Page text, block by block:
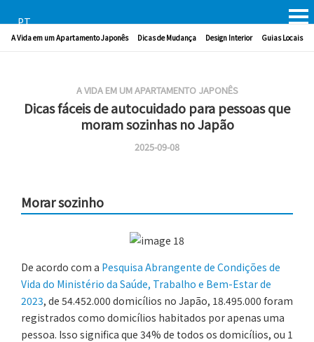
A Vida em um Apartamento Japonês Dicas de Mudança Design Interior Guias Locais
PT
A VIDA EM UM APARTAMENTO JAPONÊS
Dicas fáceis de autocuidado para pessoas que
moram sozinhas no Japão
2025-09-08
Morar sozinho
De acordo com a Pesquisa Abrangente de Condições de
Vida do Ministério da Saúde, Trabalho e Bem-Estar de
2023, de 54.452.000 domicílios no Japão, 18.495.000 foram
registrados como domicílios habitados por apenas uma
pessoa. Isso significa que 34% de todos os domicílios, ou 1